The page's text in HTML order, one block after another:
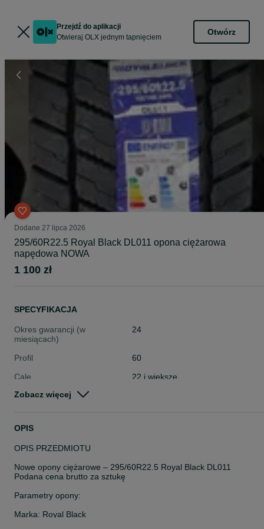
Przejdź do aplikacji
Otwieraj OLX jednym tapnięciem
Otwórz
Dodane 27 lipca 2026
295/60R22.5 Royal Black DL011 opona ciężarowa
napędowa NOWA
1 100 zł
SPECYFIKACJA
Okres gwarancji (w
miesiącach)
24
Profil
60
Cale
22 i większe
Stan
Pojazd
Szerokość
Zobacz więcej
OPIS
OPIS PRZEDMIOTU
Nowe opony ciężarowe – 295/60R22.5 Royal Black DL011
Podana cena brutto za sztukę
Parametry opony:
Marka: Royal Black